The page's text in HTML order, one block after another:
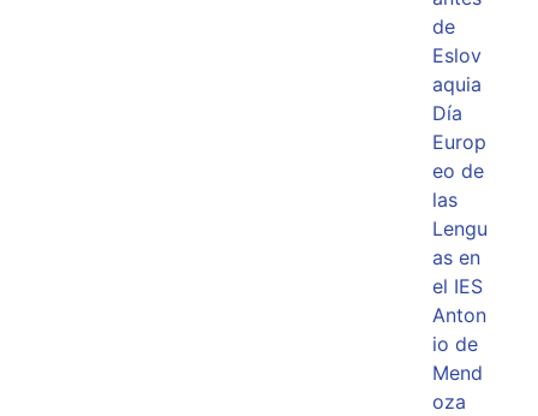
de
Eslov
aquia
Día
Europ
eo de
las
Lengu
as en
el IES
Anton
io de
Mend
oza